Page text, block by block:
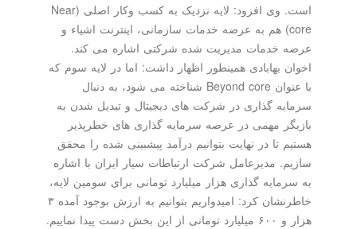
است. وی افزود: لایه نزدیک به کسب وکار اصلی (Near
core) هم به عرضه خدمات سازمانی، اینترنت اشیاء و
عرضه خدمات مدیریت شده شرکتی اشاره می کند.
اخوان بهابادی همینطور اظهار داشت: اما در لایه سوم که
با عنوان Beyond core شناخته می شود، به دنبال
سرمایه گذاری در شرکت های دیجیتال و تبدیل شدن به
بازیگر مهمی در عرصه سرمایه گذاری های خطرپذیر
هستیم تا در نهایت بتوانیم درآمد پیشبینی شده را محقق
سازیم. مدیرعامل شرکت ارتباطات سیار ایران با اشاره
به سرمایه گذاری هزار میلیارد تومانی برای سومین لایه،
خاطرنشان کرد: امیدواریم بتوانیم به ارزش بوجود آمده ۳
هزار و ۶۰۰ میلیارد تومانی از این بخش دست پیدا نماییم.